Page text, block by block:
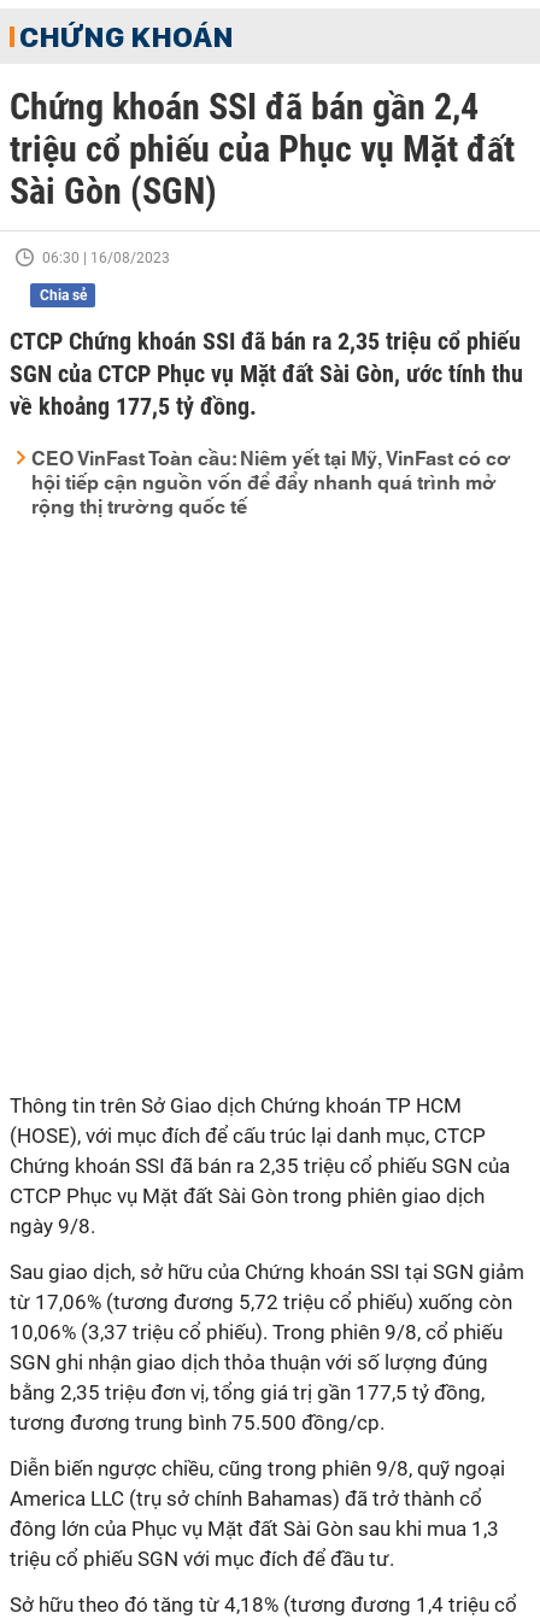
CHỨNG KHOÁN
Chứng khoán SSI đã bán gần 2,4
triệu cổ phiếu của Phục vụ Mặt đất
Sài Gòn (SGN)
06:30 | 16/08/2023
Chia sẻ
CTCP Chứng khoán SSI đã bán ra 2,35 triệu cổ phiếu
SGN của CTCP Phục vụ Mặt đất Sài Gòn, ước tính thu
về khoảng 177,5 tỷ đồng.
CEO VinFast Toàn cầu: Niêm yết tại Mỹ, VinFast có cơ
hội tiếp cận nguồn vốn để đẩy nhanh quá trình mở
rộng thị trường quốc tế
Thông tin trên Sở Giao dịch Chứng khoán TP HCM
(HOSE), với mục đích để cấu trúc lại danh mục, CTCP
Chứng khoán SSI đã bán ra 2,35 triệu cổ phiếu SGN của
CTCP Phục vụ Mặt đất Sài Gòn trong phiên giao dịch
ngày 9/8.
Sau giao dịch, sở hữu của Chứng khoán SSI tại SGN giảm
từ 17,06% (tương đương 5,72 triệu cổ phiếu) xuống còn
10,06% (3,37 triệu cổ phiếu). Trong phiên 9/8, cổ phiếu
SGN ghi nhận giao dịch thỏa thuận với số lượng đúng
bằng 2,35 triệu đơn vị, tổng giá trị gần 177,5 tỷ đồng,
tương đương trung bình 75.500 đồng/cp.
Diễn biến ngược chiều, cũng trong phiên 9/8, quỹ ngoại
America LLC (trụ sở chính Bahamas) đã trở thành cổ
đông lớn của Phục vụ Mặt đất Sài Gòn sau khi mua 1,3
triệu cổ phiếu SGN với mục đích để đầu tư.
Sở hữu theo đó tăng từ 4,18% (tương đương 1,4 triệu cổ